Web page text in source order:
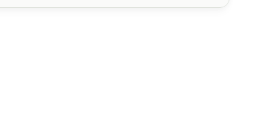
de procedencia ilícita o financiamiento al